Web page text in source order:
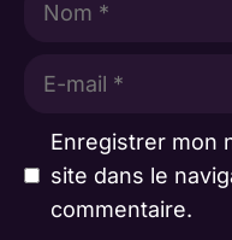
Enregistrer mon
site dans le
commentaire.